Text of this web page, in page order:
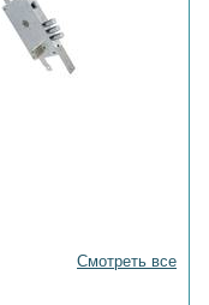
Смотреть все